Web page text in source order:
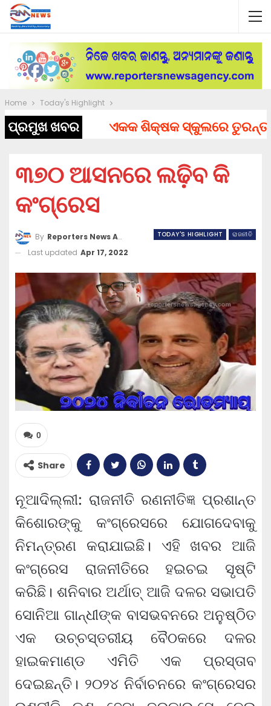
Home Today's Highlight
ପ୍ରମୁଖ ଖବର ଏକକ ଶିକ୍ଷକ ସ୍କୁଲରେ ତୁରନ୍ତ
୩୭୦ ଆସନରେ ଲଢ଼ିବ କି
କଂଗ୍ରେସ
TODAY'S HIGHLIGHT ରାଜନୀତି
By Reporters News Agency
Last updated Apr 17, 2022
0
Share
ନୂଆଦିଲ୍ଲୀ: ରାଜନୀତି ରଣନୀତିଜ୍ଞ ପ୍ରଶାନ୍ତ
କିଶୋରଙ୍କୁ କଂଗ୍ରେସରେ ଯୋଗଦେବାକୁ
ନିମନ୍ତ୍ରଣ କରାଯାଇଛି। ଏହି ଖବର ଆଜି
କଂଗ୍ରେସ ରାଜନୀତିରେ ହଇଚଇ ସୃଷ୍ଟି
କରିଛି। ଶନିବାର ଅର୍ଥାତ୍ ଆଜି ଦଳର ସଭାପତି
ସୋନିଆ ଗାନ୍ଧୀଙ୍କ ବାସଭବନରେ ଅନୁଷ୍ଠିତ
ଏକ ଉଚ୍ଚସ୍ତରୀୟ ବୈଠକରେ ଦଳର
ହାଇକମାଣ୍ଡ ଏମିତି ଏକ ପ୍ରସ୍ତାବ
ଦେଇଛନ୍ତି। ୨୦୨୪ ନିର୍ବାଚନରେ କଂଗ୍ରେସର